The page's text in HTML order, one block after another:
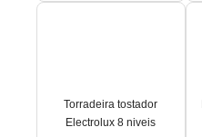
Torradeira tostador
Electrolux 8 niveis